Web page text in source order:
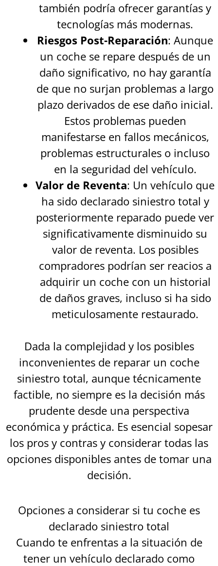
también podría ofrecer garantías y
tecnologías más modernas.
Riesgos Post-Reparación: Aunque
un coche se repare después de un
daño significativo, no hay garantía
de que no surjan problemas a largo
plazo derivados de ese daño inicial.
Estos problemas pueden
manifestarse en fallos mecánicos,
problemas estructurales o incluso
en la seguridad del vehículo.
Valor de Reventa: Un vehículo que
ha sido declarado siniestro total y
posteriormente reparado puede ver
significativamente disminuido su
valor de reventa. Los posibles
compradores podrían ser reacios a
adquirir un coche con un historial
de daños graves, incluso si ha sido
meticulosamente restaurado.
Dada la complejidad y los posibles
inconvenientes de reparar un coche
siniestro total, aunque técnicamente
factible, no siempre es la decisión más
prudente desde una perspectiva
económica y práctica. Es esencial sopesar
los pros y contras y considerar todas las
opciones disponibles antes de tomar una
decisión.
Opciones a considerar si tu coche es
declarado siniestro total
Cuando te enfrentas a la situación de
tener un vehículo declarado como